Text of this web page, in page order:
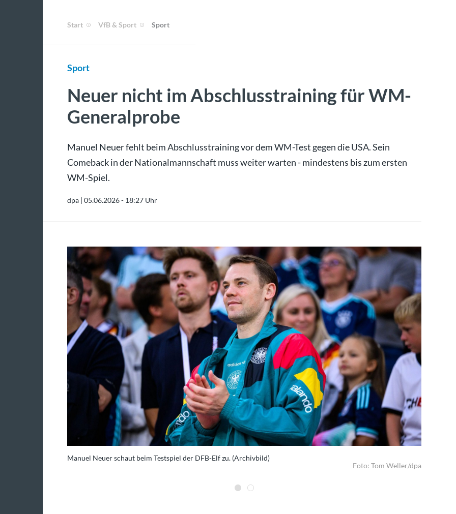
Start VfB & Sport Sport
Sport
Neuer nicht im Abschlusstraining für WM-
Generalprobe
Manuel Neuer fehlt beim Abschlusstraining vor dem WM-Test gegen die USA. Sein
Comeback in der Nationalmannschaft muss weiter warten - mindestens bis zum ersten
WM-Spiel.
dpa | 05.06.2026 - 18:27 Uhr
Manuel Neuer schaut beim Testspiel der DFB-Elf zu. (Archivbild)
Foto: Tom Weller/dpa